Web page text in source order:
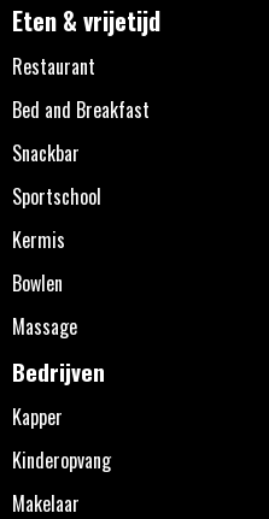
Eten & vrijetijd
Restaurant
Bed and Breakfast
Snackbar
Sportschool
Kermis
Bowlen
Massage
Bedrijven
Kapper
Kinderopvang
Makelaar